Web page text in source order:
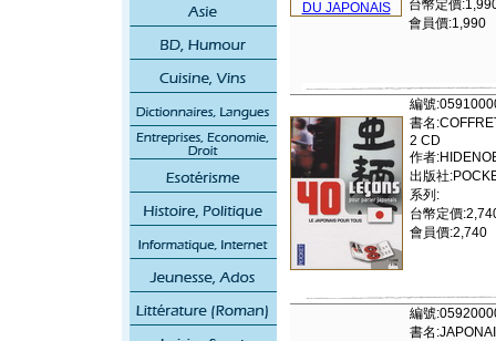
台幣定價
會員價:1,990
編號
書名
2 CD
作者
出版社
系列:
台幣定價
會員價:2,740
編號
書名